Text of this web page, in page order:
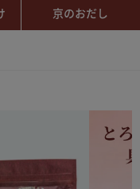
京のおだし